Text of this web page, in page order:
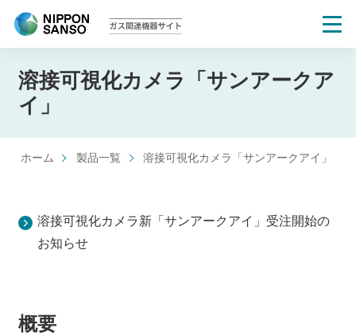
溶接可視化カメラ「サンアークア
イ」
日本酸素ガス関連機器サイト
製品一覧 溶接可視化カメラ「サンアークアイ」
溶接可視化カメラ新「サンアークアイ」受注開始の
お知らせ
概要